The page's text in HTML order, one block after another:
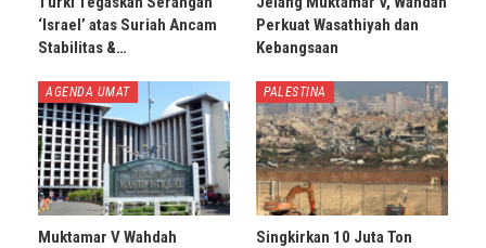
‘Israel’ atas Suriah Ancam
Stabilitas &…
Perkuat Wasathiyah dan
Kebangsaan
AGENDA UMAT
Muktamar V Wahdah
PALESTINA
Singkirkan 10 Juta Ton